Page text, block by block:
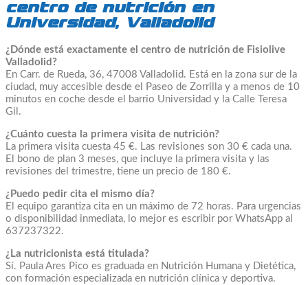
centro de nutrición en
Universidad, Valladolid
¿Dónde está exactamente el centro de nutrición de Fisiolive
Valladolid?
En Carr. de Rueda, 36, 47008 Valladolid. Está en la zona sur de la
ciudad, muy accesible desde el Paseo de Zorrilla y a menos de 10
minutos en coche desde el barrio Universidad y la Calle Teresa
Gil.
¿Cuánto cuesta la primera visita de nutrición?
La primera visita cuesta 45 €. Las revisiones son 30 € cada una.
El bono de plan 3 meses, que incluye la primera visita y las
revisiones del trimestre, tiene un precio de 180 €.
¿Puedo pedir cita el mismo día?
El equipo garantiza cita en un máximo de 72 horas. Para urgencias
o disponibilidad inmediata, lo mejor es escribir por WhatsApp al
637237322.
¿La nutricionista está titulada?
Sí. Paula Ares Pico es graduada en Nutrición Humana y Dietética,
con formación especializada en nutrición clínica y deportiva.